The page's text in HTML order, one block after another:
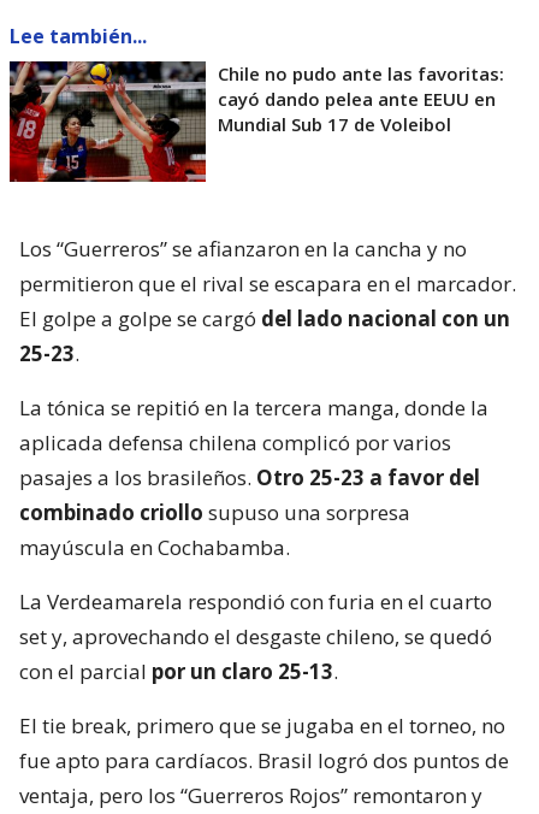
Lee también...
Chile no pudo ante las favoritas:
cayó dando pelea ante EEUU en
Mundial Sub 17 de Voleibol
Los “Guerreros” se afianzaron en la cancha y no
permitieron que el rival se escapara en el marcador.
El golpe a golpe se cargó del lado nacional con un
25-23.
La tónica se repitió en la tercera manga, donde la
aplicada defensa chilena complicó por varios
pasajes a los brasileños. Otro 25-23 a favor del
combinado criollo supuso una sorpresa
mayúscula en Cochabamba.
La Verdeamarela respondió con furia en el cuarto
set y, aprovechando el desgaste chileno, se quedó
con el parcial por un claro 25-13.
El tie break, primero que se jugaba en el torneo, no
fue apto para cardíacos. Brasil logró dos puntos de
ventaja, pero los “Guerreros Rojos” remontaron y